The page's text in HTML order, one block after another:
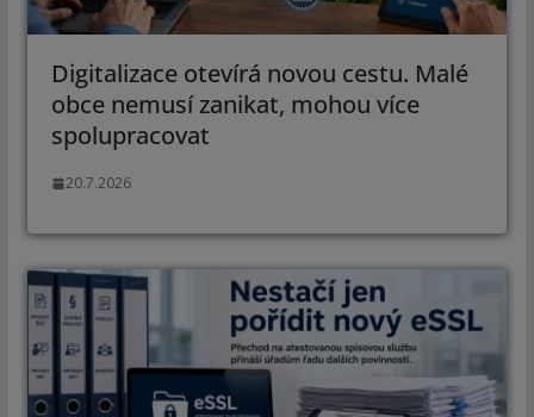
Digitalizace otevírá novou cestu. Malé
obce nemusí zanikat, mohou více
spolupracovat
20.7.2026